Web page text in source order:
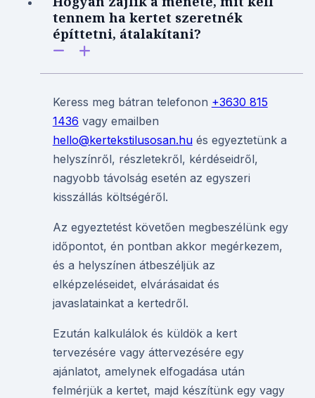
tennem ha kertet szeretnék
építtetni, átalakítani?
Keress meg bátran telefonon +3630 815
1436 vagy emailben
hello@kertekstilusosan.hués egyeztetünk a
helyszínről, részletekről, kérdéseidről,
nagyobb távolság esetén az egyszeri
kisszállás költségéről.
Az egyeztetést követően megbeszélünk egy
időpontot, én pontban akkor megérkezem,
és a helyszínen átbeszéljük az
elképzeléseidet, elvárásaidat és
javaslatainkat a kertedről.
Ezután kalkulálok és küldök a kert
tervezésére vagy áttervezésére egy
ajánlatot, amelynek elfogadása után
felmérjük a kertet, majd készítünk egy vagy